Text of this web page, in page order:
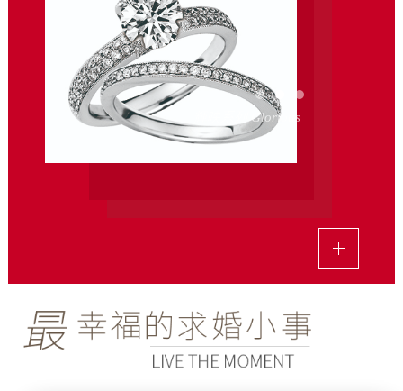
輝映系列 Glorious
1 2 3